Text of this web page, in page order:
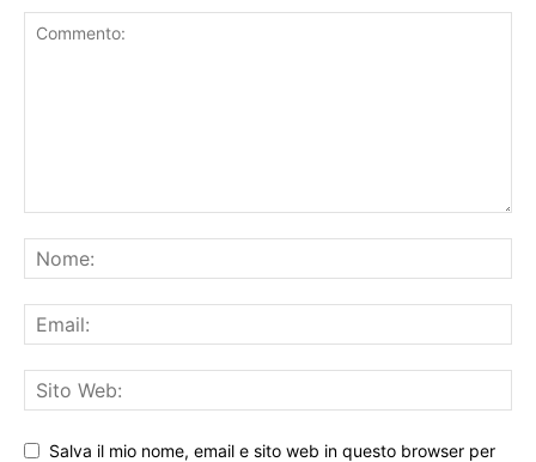
Salva il mio nome, email e sito web in questo browser per